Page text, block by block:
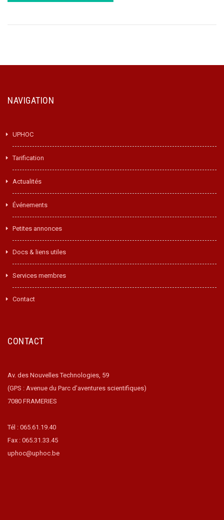
NAVIGATION
UPHOC
Tarification
Actualités
Événements
Petites annonces
Docs & liens utiles
Services membres
Contact
CONTACT
Av. des Nouvelles Technologies, 59
(GPS : Avenue du Parc d’aventures scientifiques)
7080 FRAMERIES
Tél : 065.61.19.40
Fax : 065.31.33.45
uphoc@uphoc.be